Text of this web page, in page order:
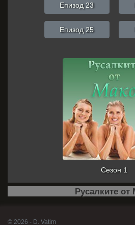
Епизод 23
Епизод 25
Сезон 1
Русалките от
© 2026 - D. Vatim